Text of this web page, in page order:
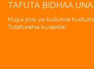
TAFUTA BIDHAA
Hujui jinsi ya kutumia
Tutafurahia kusaidia!